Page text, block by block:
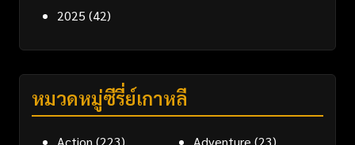
2025 (42)
หมวดหมู่ซีรี่ย์เกาหลี